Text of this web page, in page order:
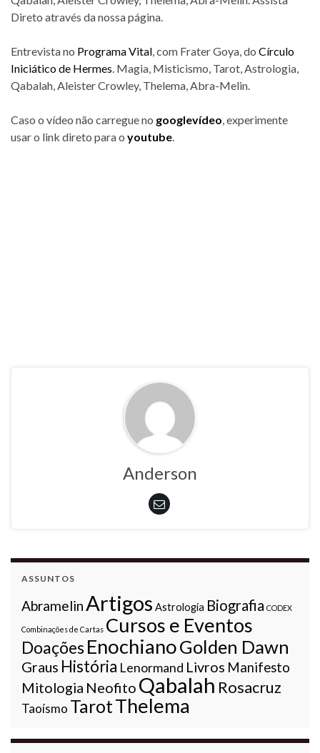
Direto através da nossa página.
Entrevista no Programa Vital, com Frater Goya, do Círculo
Iniciático de Hermes. Magia, Misticismo, Tarot, Astrologia,
Qabalah, Aleister Crowley, Thelema, Abra-Melin.
Caso o vídeo não carregue no googlevídeo, experimente
usar o link direto para o youtube.
Anderson
ASSUNTOS
AbramelinArtigos Astrologia Biografia CODEX
Combinações de Cartas Cursos e Eventos
DoaçõesEnochianoGolden Dawn
Graus História Lenormand Livros Manifesto
Mitologia Neofito Qabalah Rosacruz
Taoísmo TarotThelema